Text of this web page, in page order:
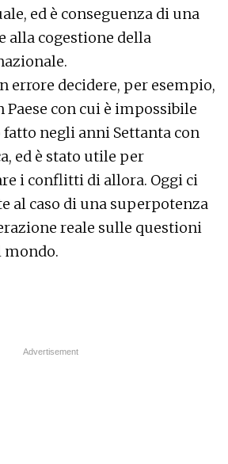
ed è conseguenza di una
alla cogestione della
errore decidere, per esempio,
Paese con cui è impossibile
fatto negli anni Settanta con
ed è stato utile per
i conflitti di allora. Oggi ci
al caso di una superpotenza
reale sulle questioni
mondo.